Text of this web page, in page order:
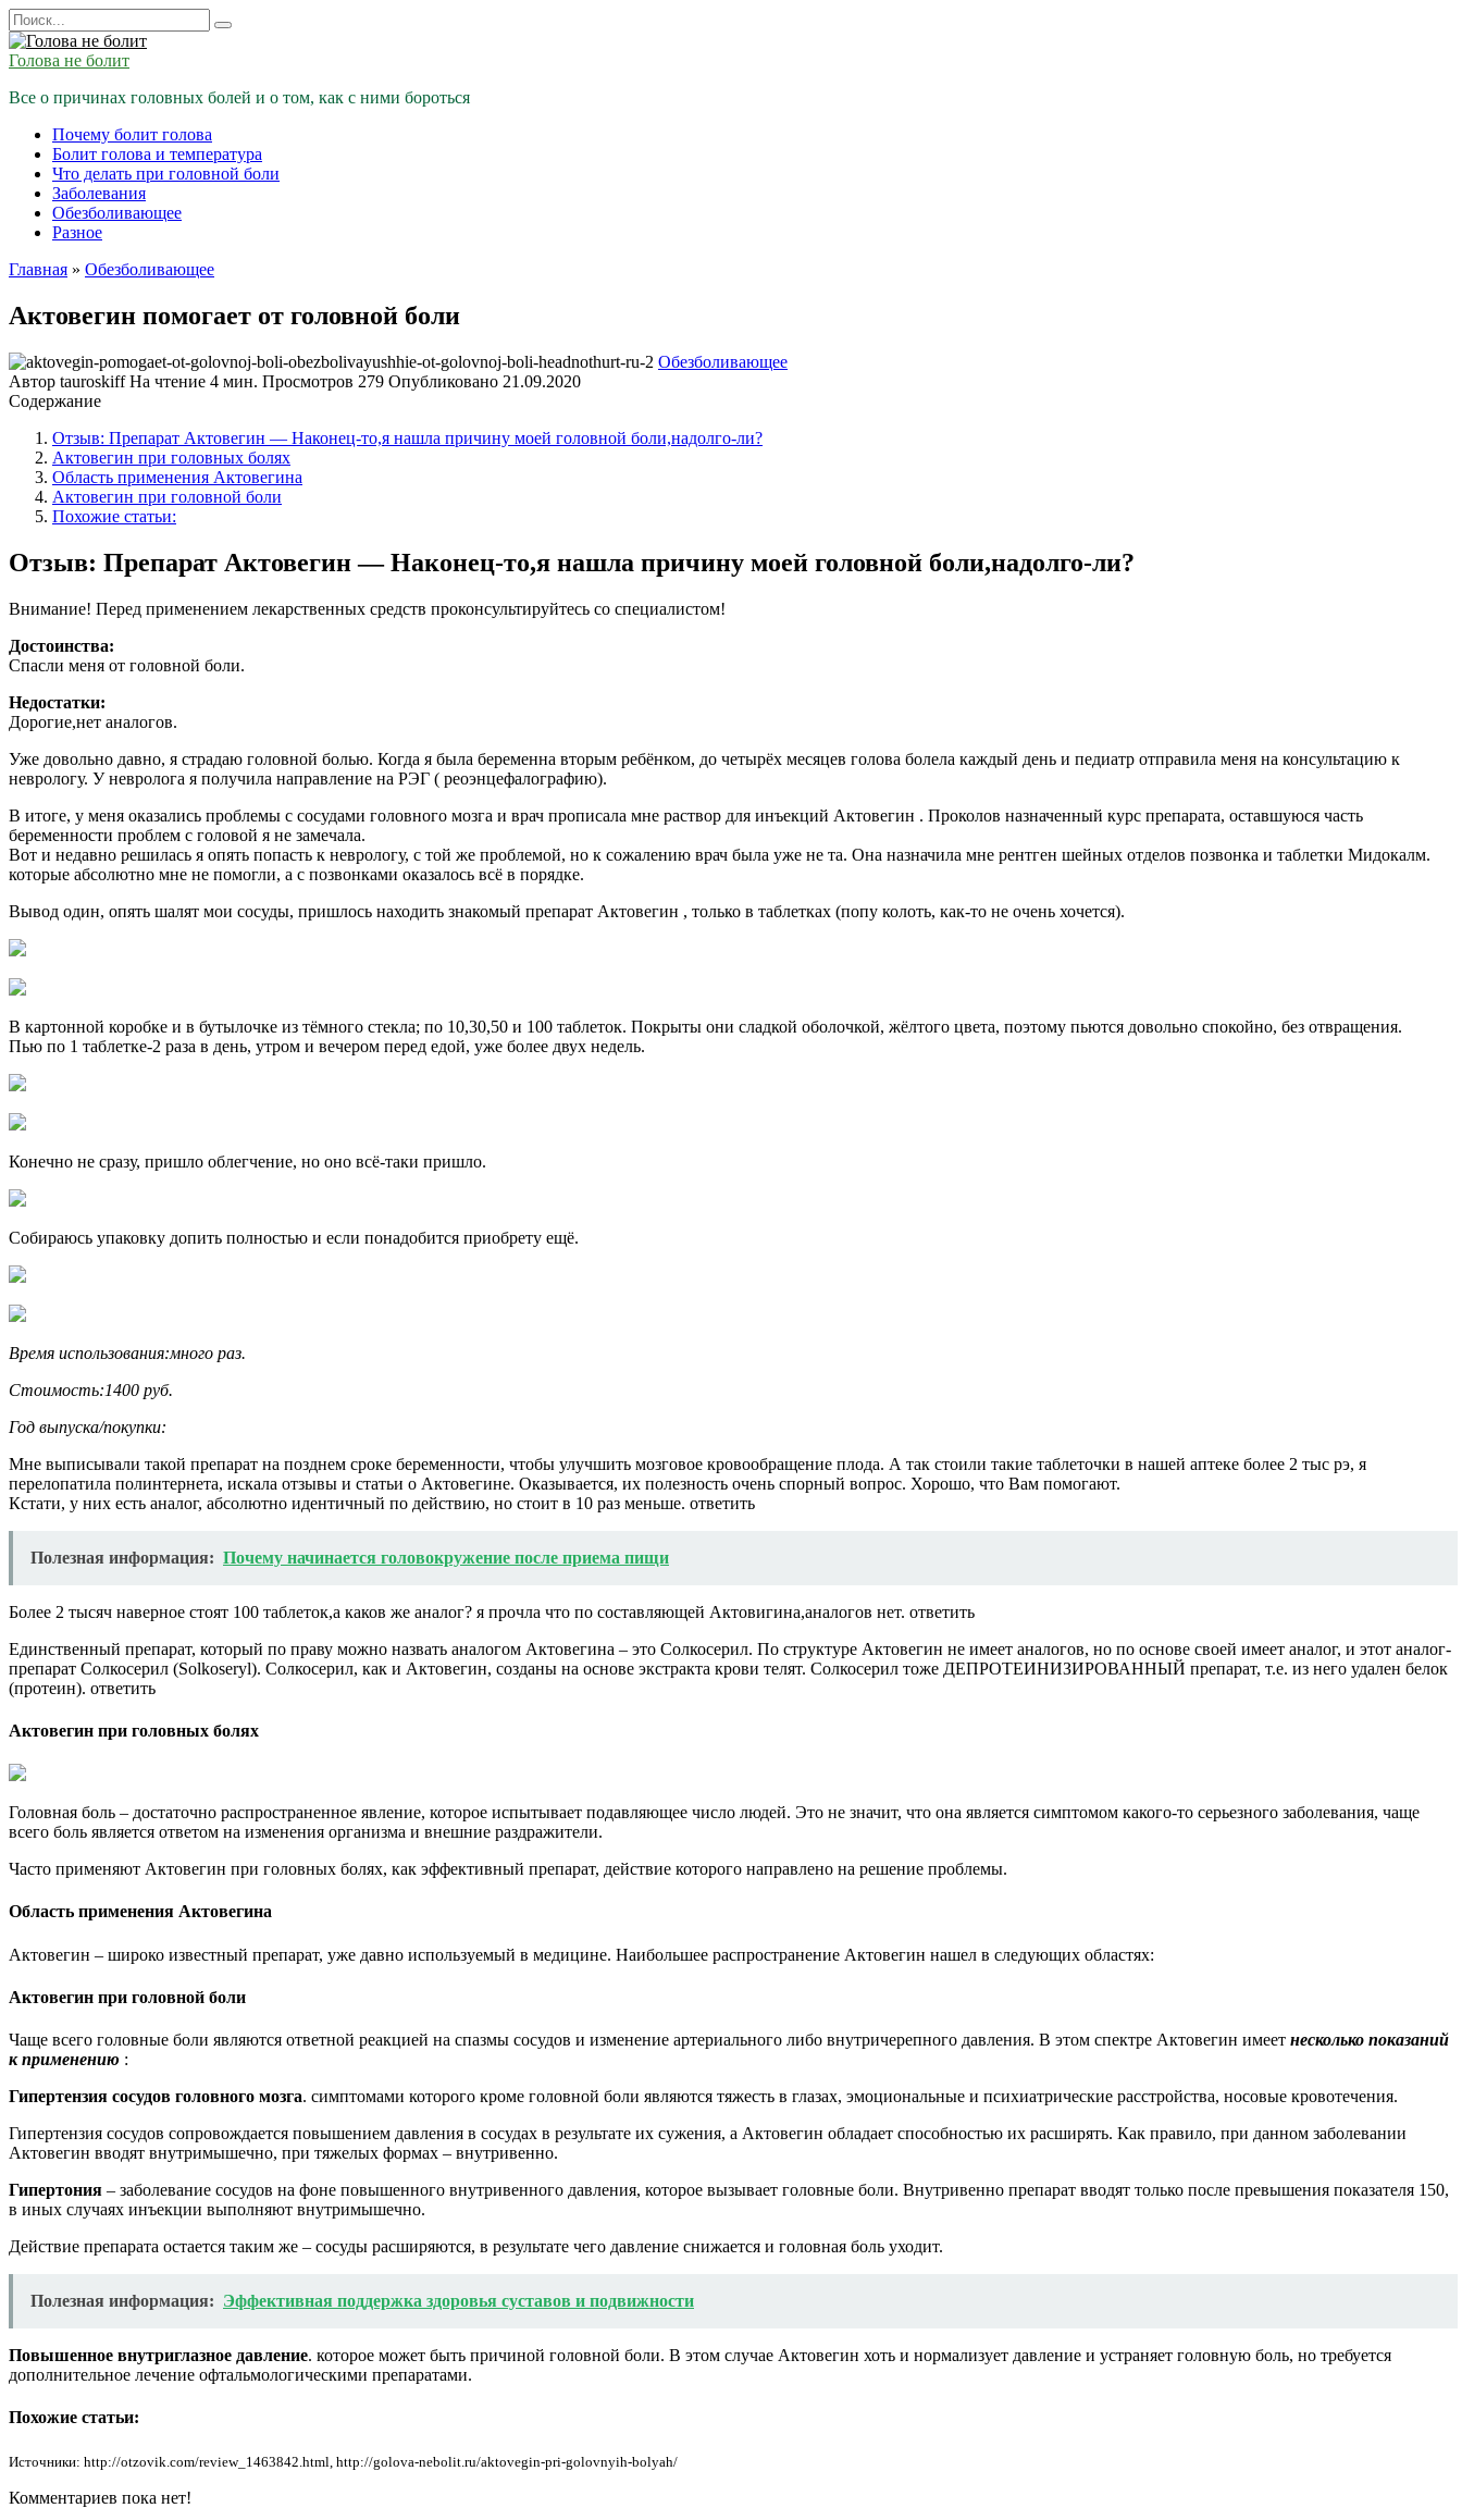
Перейти
к
содержанию
Search
for:
Голова не болит
Все о причинах головных болей и о том, как с ними бороться
Почему болит голова
Болит голова и температура
Что делать при головной боли
Заболевания
Обезболивающее
Разное
Главная » Обезболивающее
Актовегин помогает от головной боли
Обезболивающее
Автор tauroskiff На чтение 4 мин. Просмотров 279 Опубликовано 21.09.2020
Содержание
Отзыв: Препарат Актовегин — Наконец-то,я нашла причину моей головной боли,надолго-ли?
Актовегин при головных болях
Область применения Актовегина
Актовегин при головной боли
Похожие статьи:
Отзыв: Препарат Актовегин — Наконец-то,я нашла причину моей головной боли,надолго-ли?
Внимание! Перед применением лекарственных средств проконсультируйтесь со специалистом!
Достоинства:
Спасли меня от головной боли.
Недостатки:
Дорогие,нет аналогов.
Уже довольно давно, я страдаю головной болью. Когда я была беременна вторым ребёнком, до четырёх месяцев голова болела каждый день и педиатр отправила меня на консультацию к
неврологу. У невролога я получила направление на РЭГ ( реоэнцефалографию).
В итоге, у меня оказались проблемы с сосудами головного мозга и врач прописала мне раствор для инъекций Актовегин . Проколов назначенный курс препарата, оставшуюся часть
беременности проблем с головой я не замечала.
Вот и недавно решилась я опять попасть к неврологу, с той же проблемой, но к сожалению врач была уже не та. Она назначила мне рентген шейных отделов позвонка и таблетки Мидокалм.
которые абсолютно мне не помогли, а с позвонками оказалось всё в порядке.
Вывод один, опять шалят мои сосуды, пришлось находить знакомый препарат Актовегин , только в таблетках (попу колоть, как-то не очень хочется).
В картонной коробке и в бутылочке из тёмного стекла; по 10,30,50 и 100 таблеток. Покрыты они сладкой оболочкой, жёлтого цвета, поэтому пьются довольно спокойно, без отвращения.
Пью по 1 таблетке-2 раза в день, утром и вечером перед едой, уже более двух недель.
Конечно не сразу, пришло облегчение, но оно всё-таки пришло.
Собираюсь упаковку допить полностью и если понадобится приобрету ещё.
Время использования:много раз.
Стоимость:1400 руб.
Год выпуска/покупки:
Мне выписывали такой препарат на позднем сроке беременности, чтобы улучшить мозговое кровообращение плода. А так стоили такие таблеточки в нашей аптеке более 2 тыс рэ, я
перелопатила полинтернета, искала отзывы и статьи о Актовегине. Оказывается, их полезность очень спорный вопрос. Хорошо, что Вам помогают.
Кстати, у них есть аналог, абсолютно идентичный по действию, но стоит в 10 раз меньше. ответить
Полезная информация: Почему начинается головокружение после приема пищи
Более 2 тысяч наверное стоят 100 таблеток,а каков же аналог? я прочла что по составляющей Актовигина,аналогов нет. ответить
Единственный препарат, который по праву можно назвать аналогом Актовегина – это Солкосерил. По структуре Актовегин не имеет аналогов, но по основе своей имеет аналог, и этот аналог-
препарат Солкосерил (Solkoseryl). Солкосерил, как и Актовегин, созданы на основе экстракта крови телят. Солкосерил тоже ДЕПРОТЕИНИЗИРОВАННЫЙ препарат, т.е. из него удален белок
(протеин). ответить
Актовегин при головных болях
Головная боль – достаточно распространенное явление, которое испытывает подавляющее число людей. Это не значит, что она является симптомом какого-то серьезного заболевания, чаще
всего боль является ответом на изменения организма и внешние раздражители.
Часто применяют Актовегин при головных болях, как эффективный препарат, действие которого направлено на решение проблемы.
Область применения Актовегина
Актовегин – широко известный препарат, уже давно используемый в медицине. Наибольшее распространение Актовегин нашел в следующих областях:
Актовегин при головной боли
Чаще всего головные боли являются ответной реакцией на спазмы сосудов и изменение артериального либо внутричерепного давления. В этом спектре Актовегин имеет несколько показаний
к применению :
Гипертензия сосудов головного мозга. симптомами которого кроме головной боли являются тяжесть в глазах, эмоциональные и психиатрические расстройства, носовые кровотечения.
Гипертензия сосудов сопровождается повышением давления в сосудах в результате их сужения, а Актовегин обладает способностью их расширять. Как правило, при данном заболевании
Актовегин вводят внутримышечно, при тяжелых формах – внутривенно.
Гипертония – заболевание сосудов на фоне повышенного внутривенного давления, которое вызывает головные боли. Внутривенно препарат вводят только после превышения показателя 150,
в иных случаях инъекции выполняют внутримышечно.
Действие препарата остается таким же – сосуды расширяются, в результате чего давление снижается и головная боль уходит.
Полезная информация: Эффективная поддержка здоровья суставов и подвижности
Повышенное внутриглазное давление. которое может быть причиной головной боли. В этом случае Актовегин хоть и нормализует давление и устраняет головную боль, но требуется
дополнительное лечение офтальмологическими препаратами.
Похожие статьи:
Источники: http://otzovik.com/review_1463842.html, http://golova-nebolit.ru/aktovegin-pri-golovnyih-bolyah/
Комментариев пока нет!